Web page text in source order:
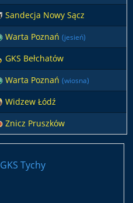
Sandecja Nowy Sącz
Warta Poznań (jesień)
GKS Bełchatów
Warta Poznań (wiosna)
Widzew Łódź
Znicz Pruszków
GKS Tychy